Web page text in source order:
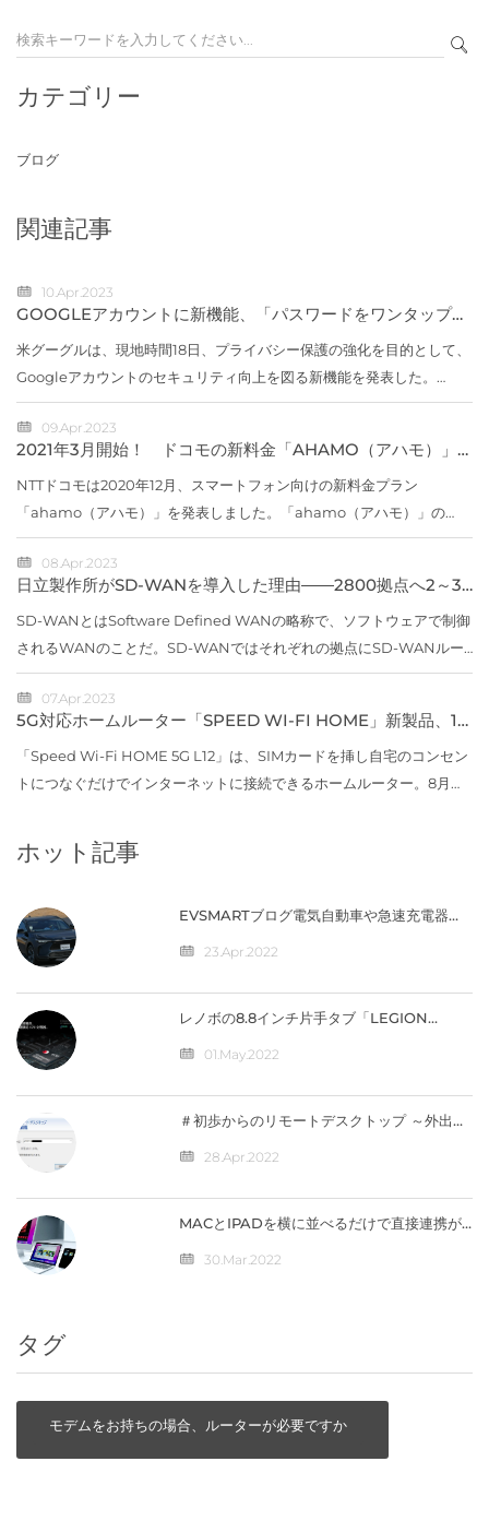
カテゴリー
ブログ
関連記事
10.Apr.2023
GOOGLEアカウントに新機能、「パスワードをワンタップで
米グーグルは、現地時間18日、プライバシー保護の強化を目的として、
Googleアカウントのセキュリティ向上を図る新機能を発表した。
「Quick Delete（クイック デリート）」「Locked Folder（ロック
フォルダー）」新...
09.Apr.2023
2021年3月開始！ ドコモの新料金「AHAMO（アハモ）」
NTTドコモは2020年12月、スマートフォン向けの新料金プラン
「ahamo（アハモ）」を発表しました。「ahamo（アハモ）」の
Webサイト（出典：ahamo）「スマホ料金の値下げ」が取り沙汰され
る中に登場したahamoとは、どの...
08.Apr.2023
日立製作所がSD-WANを導入した理由――2800拠点へ2～3
SD-WANとはSoftware Defined WANの略称で、ソフトウェアで制御
されるWANのことだ。SD-WANではそれぞれの拠点にSD-WANルー
ターを設置し、専用線やISDN、インターネット回線など物理回線の上
に仮想的なネットワークを...
07.Apr.2023
5G対応ホームルーター「SPEED WI-FI HOME」新製品、11
「Speed Wi-Fi HOME 5G L12」は、SIMカードを挿し自宅のコンセン
トにつなぐだけでインターネットに接続できるホームルーター。8月に
L11」に続く新製品と...
ホット記事
EVSMARTブログ電気自動車や急速充電器を
『BZ4X』／バッテリー残量の％表示なし
【編集部】 人気記事 最近の投稿 カテゴリー
23.Apr.2022
レノボの8.8インチ片手タブ「LEGION
か】01.May.2022
＃初歩からのリモートデスクトップ ～外出先
28.Apr.2022
MACとIPADを横に並べるだけで直接連携が
仕組みとは？
30.Mar.2022
タグ
モデムをお持ちの場合、ルーターが必要ですか